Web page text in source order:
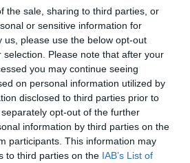
the sale, sharing to third parties, or
or sensitive information for
us, please use the below opt-out
Please note that after your
you may continue seeing
on personal information utilized by
disclosed to third parties prior to
opt-out of the further
information by third parties on the
participants. This information may
to third parties on the IAB’s List of
información, contacta con
como fuente preferida de Google
las últimas noticias de actualidad.
ACTIVAR AHORA